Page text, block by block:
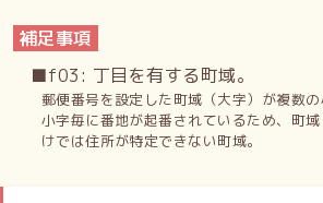
補足事項
■f03: 丁目を有する町域。
郵便番号を設定した町域（大字）が複数
小字毎に番地が起番されているため、町
けでは住所が特定できない町域。